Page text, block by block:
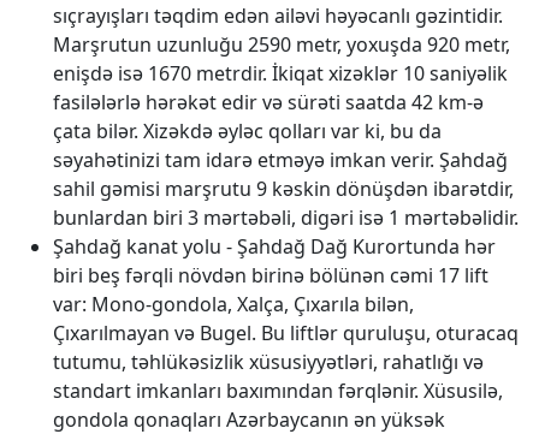
sıçrayışları təqdim edən ailəvi həyəcanlı gəzintidir.
Marşrutun uzunluğu 2590 metr, yoxuşda 920 metr,
enişdə isə 1670 metrdir. İkiqat xizəklər 10 saniyəlik
fasilələrlə hərəkət edir və sürəti saatda 42 km-ə
çata bilər. Xizəkdə əyləc qolları var ki, bu da
səyahətinizi tam idarə etməyə imkan verir. Şahdağ
sahil gəmisi marşrutu 9 kəskin dönüşdən ibarətdir,
bunlardan biri 3 mərtəbəli, digəri isə 1 mərtəbəlidir.
Şahdağ kanat yolu - Şahdağ Dağ Kurortunda hər
biri beş fərqli növdən birinə bölünən cəmi 17 lift
var: Mono-gondola, Xalça, Çıxarıla bilən,
Çıxarılmayan və Bugel. Bu liftlər quruluşu, oturacaq
tutumu, təhlükəsizlik xüsusiyyətləri, rahatlığı və
standart imkanları baxımından fərqlənir. Xüsusilə,
gondola qonaqları Azərbaycanın ən yüksək